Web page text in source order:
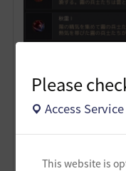
Please
Access
This website is
基本的なバフ維持